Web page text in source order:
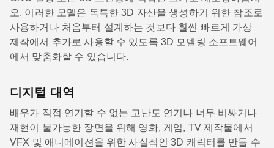
오. 이러한 모델은 독특한 3D 자산을 생성하기 위한 참조로
사용하거나 처음부터 설계하는 것보다 훨씬 빠르게 가상
제작에서 추가로 사용할 수 있도록 3D 모델링 소프트웨어
에서 맞춤화할 수 있습니다.
디지털 대역
배우가 직접 연기할 수 없는 고난도 연기나 너무 비싸거나
재현이 불가능한 장면을 위해 영화, 게임, TV 제작물에서
VFX 및 애니메이션을 위한 사실적인 3D 캐릭터를 만들 수